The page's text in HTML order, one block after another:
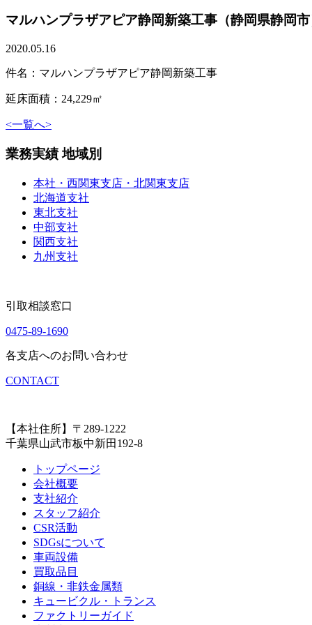
マルハンプラザアピア静岡新築工事（静岡県静岡
2020.05.16
件名：マルハンプラザアピア静岡新築工事
延床面積：24,229㎡
<一覧へ>
業務実績 地域別
本社・西関東支店・北関東支店
北海道支社
東北支社
中部支社
関西支社
九州支社
引取相談窓口
0475-89-1690
各支店へのお問い合わせ
CONTACT
【本社住所】〒289-1222
千葉県山武市板中新田192-8
トップページ
会社概要
支社紹介
スタッフ紹介
CSR活動
SDGsについて
車両設備
買取品目
銅線・非鉄金属類
キュービクル・トランス
ファクトリーガイド